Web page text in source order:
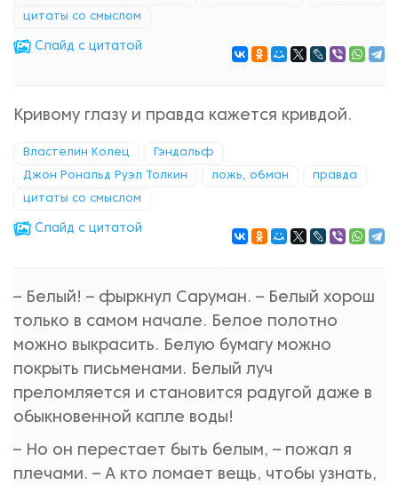
цитаты со смыслом
Cлайд с цитатой
Кривому глазу и правда кажется кривдой.
Властелин Колец Гэндальф
Джон Рональд Руэл Толкин ложь, обман правда
цитаты со смыслом
Cлайд с цитатой
– Белый! – фыркнул Саруман. – Белый хорош
только в самом начале. Белое полотно
можно выкрасить. Белую бумагу можно
покрыть письменами. Белый луч
преломляется и становится радугой даже в
обыкновенной капле воды!
– Но он перестает быть белым, – пожал я
плечами. – А кто ломает вещь, чтобы узнать,